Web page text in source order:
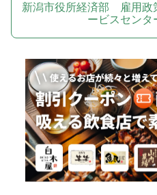
新潟市役所経済部 雇用政
ービスセンタ